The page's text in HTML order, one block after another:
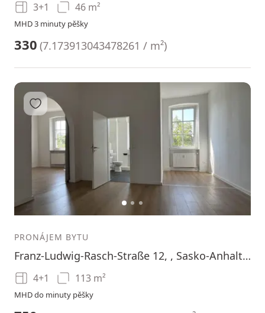
3+1 46 m²
MHD 3 minuty pěšky
330 (7.173913043478261 / m²)
12 3
Přidat do oblíbených
PRONÁJEM BYTU
Franz-Ludwig-Rasch-Straße 12, , Sasko-Anhaltsko
4+1 113 m²
MHD do minuty pěšky